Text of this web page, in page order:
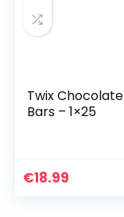
Twix Chocolate
Bars – 1×25
€18.99